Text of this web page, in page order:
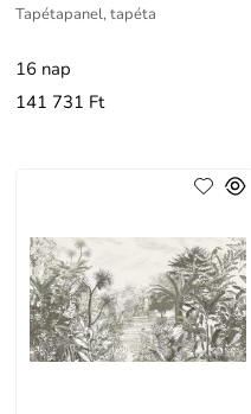
Tapétapanel, tapéta
16 nap
141 731 Ft